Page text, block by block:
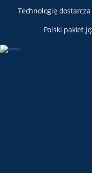
Technologię dostarcza
Polski pakiet